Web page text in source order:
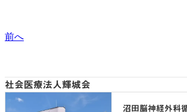
前へ
社会医療法人輝城会
沼田脳神経外科